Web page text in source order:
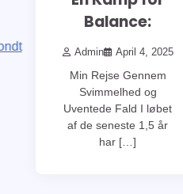
Balance:
Admin April 4, 2025
Min Rejse Gennem
Svimmelhed og
Uventede Fald I løbet
af de seneste 1,5 år
har […]